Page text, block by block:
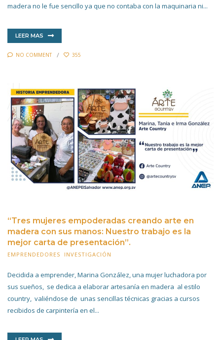
madera no le fue sencillo ya que no contaba con la maquinaria ni...
LEER MAS
NO COMMENT 355
“Tres mujeres empoderadas creando arte en
madera con sus manos: Nuestro trabajo es la
mejor carta de presentación”.
EMPRENDEDORES INVESTIGACIÓN
Decidida a emprender, Marina González, una mujer luchadora por
sus sueños, se dedica a elaborar artesanía en madera al estilo
country, valiéndose de unas sencillas técnicas gracias a cursos
recibidos de carpintería en el...